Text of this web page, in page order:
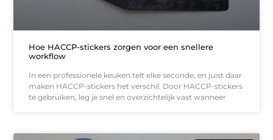
Hoe HACCP-stickers zorgen voor een snellere
workflow
In een professionele keuken telt elke seconde, en juist daar
maken HACCP-stickers het verschil. Door HACCP-stickers
te gebruiken, leg je snel en overzichtelijk vast wanneer